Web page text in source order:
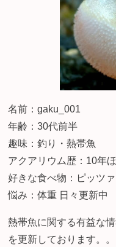
名前：gaku_001
年齢：30代前半
趣味：釣り・熱帯魚
アクアリウム歴：10年
好きな食べ物：ピッツァ
悩み：体重 日々更新中
熱帯魚に関する有益な
を更新しております。。